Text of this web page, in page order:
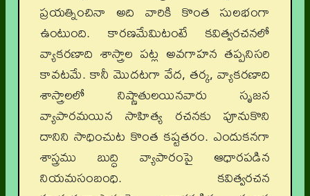
ప్రయత్నించినా అది వారికి కొంత సులభంగా
ఉంటుంది. కారణమేమిటంటే కవిత్వరచనలో
వ్యాకరణాది శాస్త్రాల పట్ల అవగాహన తప్పనిసరి
కావటమే. కానీ మొదటగా వేద, తర్క, వ్యాకరణాది
శాస్త్రాలలో నిష్ణాతులయినవారు సృజన
వ్యాపారమయిన సాహిత్య రచనకు పూనుకొని
దానిని సాధించుట కొంత కష్టతరం. ఎందుకనగా
శాస్త్రము బుద్ధి వ్యాపారంపై ఆధారపడిన
నియమసంబంధి. కవిత్వరచన